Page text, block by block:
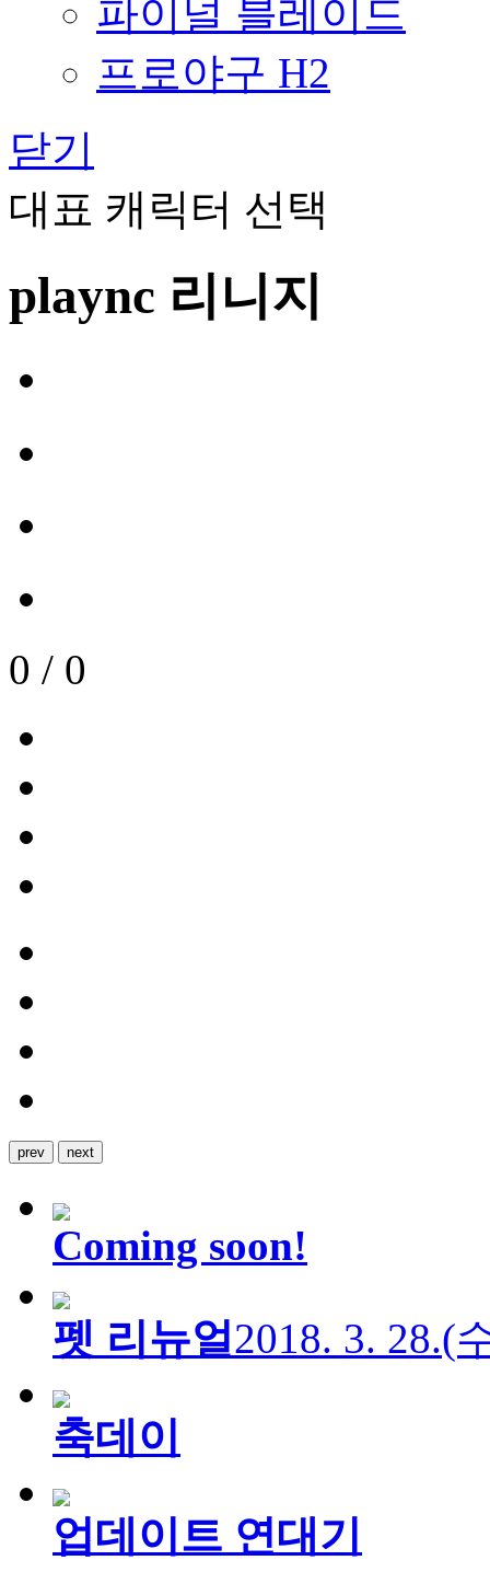
파이널 블레이드
프로야구 H2
닫기
대표 캐릭터 선택
plaync 리니지
0 / 0
prev next
Coming soon!
펫 리뉴얼2018. 3. 28.(
축데이
업데이트 연대기